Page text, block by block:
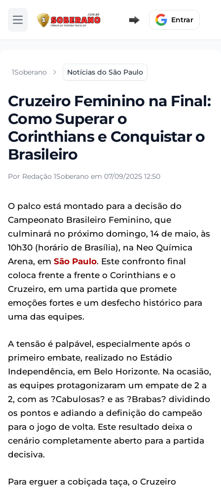
Abrir menu Entrar
1Soberano Notícias do São Paulo
Cruzeiro Feminino na Final:
Como Superar o
Corinthians e Conquistar o
Brasileiro
Por Redação 1Soberano em 07/09/2025 12:50
O palco está montado para a decisão do
Campeonato Brasileiro Feminino, que
culminará no próximo domingo, 14 de maio, às
10h30 (horário de Brasília), na Neo Química
Arena, em São Paulo. Este confronto final
coloca frente a frente o Corinthians e o
Cruzeiro, em uma partida que promete
emoções fortes e um desfecho histórico para
uma das equipes.
A tensão é palpável, especialmente após o
primeiro embate, realizado no Estádio
Independência, em Belo Horizonte. Na ocasião,
as equipes protagonizaram um empate de 2 a
2, com as ?Cabulosas? e as ?Brabas? dividindo
os pontos e adiando a definição do campeão
para o jogo de volta. Este resultado deixa o
cenário completamente aberto para a partida
decisiva.
Para erguer a cobiçada taça, o Cruzeiro